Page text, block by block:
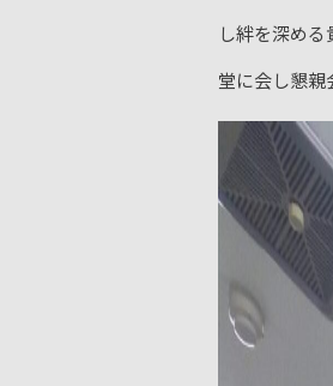
し絆を深め
堂に会し懇親